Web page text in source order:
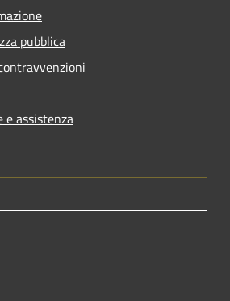
pubblica
e assistenza